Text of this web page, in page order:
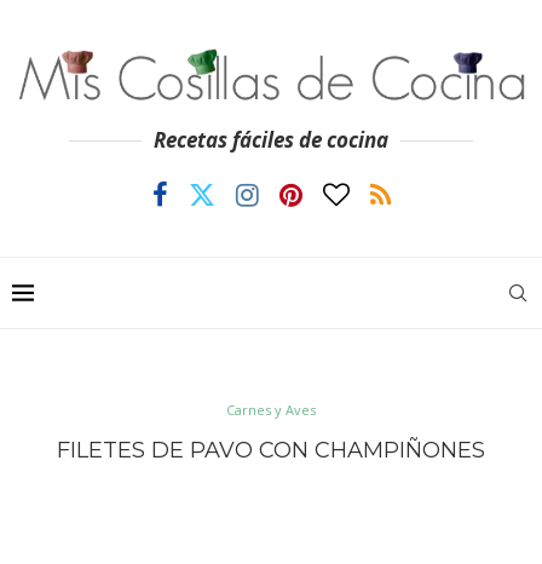
Recetas fáciles de cocina
Carnes y Aves
FILETES DE PAVO CON CHAMPIÑONES